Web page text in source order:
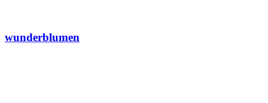
wunderblumen